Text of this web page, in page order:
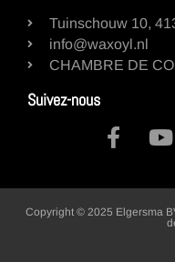
Tuinschouw 10,
info@waxoyl.nl
CHAMBRE DE
Suivez-nous
Copyright © 2025 Elgersma